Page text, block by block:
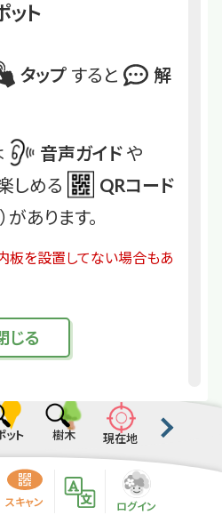
ット
タップ すると
解
音声ガイド や
しめる
QRコード
あります。
板を設置してない場合もあ
じる
ット 樹木 現在地
スキャン ログイン
紹介ページ
紹介情報